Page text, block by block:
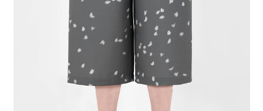
バタフライ柄のサマークロス素材を使用した6分丈パンツ。
天然素材のような表情と、ドライな風合いが特徴の薄手のポリエステル素
吸水速乾や接触冷感を備えた、シワになりにくい多機能素材になっていま
空に飛び交うバタフライ柄をインクジェットプリントで繊細に表現してい
ヒップ部分の生地を2重仕立てにすることで薄さをカバーしています。